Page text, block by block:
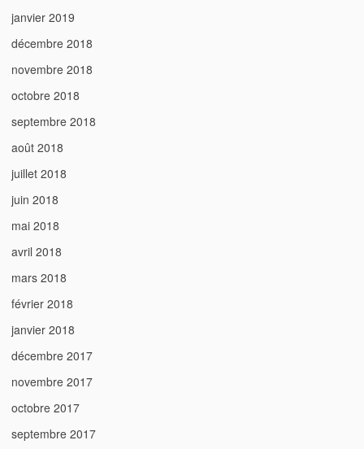
janvier 2019
décembre 2018
novembre 2018
octobre 2018
septembre 2018
août 2018
juillet 2018
juin 2018
mai 2018
avril 2018
mars 2018
février 2018
janvier 2018
décembre 2017
novembre 2017
octobre 2017
septembre 2017